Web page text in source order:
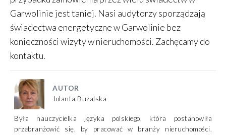
Garwolinie jest taniej. Nasi audytorzy sporządzają
świadectwa energetyczne w Garwolinie bez
konieczności wizyty w nieruchomości. Zachęcamy do
kontaktu.
AUTOR
Jolanta Buzalska
Była nauczycielka języka polskiego, która postanowiła
przebranżowić się, by pracować w branży nieruchomości.